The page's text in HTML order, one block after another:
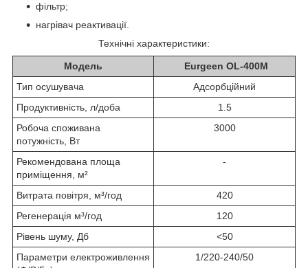
фільтр;
нагрівач реактивації.
Технічні характеристики:
Модель
Eurgeen OL-400М
Тип осушувача
Адсорбційний
Продуктивність, л/доба
1.5
Робоча споживана
потужність, Вт
3000
Рекомендована площа
приміщення, м²
-
Витрата повітря, м³/год
420
Регенерація м³/год
120
Рівень шуму, Дб
<50
Параметри електроживлення
1/220-240/50